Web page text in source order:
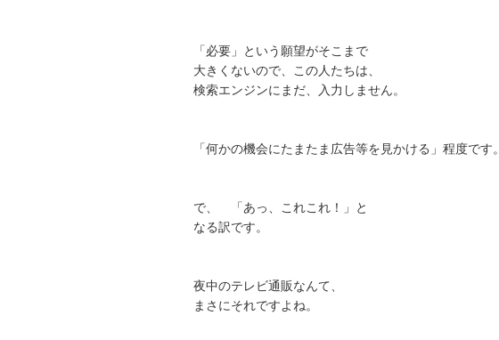
「必要」という願望がそこまで
大きくないので、この人たちは、
検索エンジンにまだ、入力しません。
「何かの機会にたまたま広告等を見かける」程度です。
で、 「あっ、これこれ！」と
なる訳です。
夜中のテレビ通販なんて、
まさにそれですよね。